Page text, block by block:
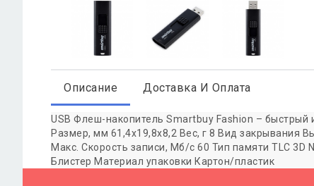
Описание Доставка И Оплата
USB Флеш-накопитель Smartbuy Fashion – быстрый
Размер, мм 61,4х19,8х8,2 Вес, г 8 Вид закрывания
Макс. Скорость записи, Мб/с 60 Тип памяти TLC 3D
Блистер Материал упаковки Картон/пластик